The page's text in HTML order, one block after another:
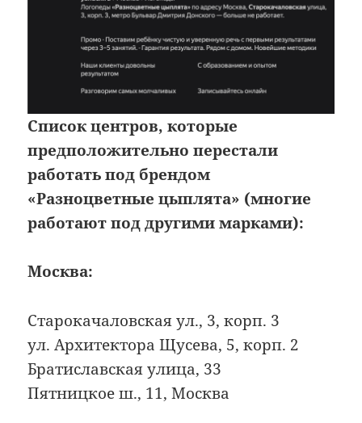
Список центров, которые
предположительно перестали
работать под брендом
«Разноцветные цыплята» (многие
работают под другими марками):
Москва:
Старокачаловская ул., 3, корп. 3
ул. Архитектора Щусева, 5, корп. 2
Братиславская улица, 33
Пятницкое ш., 11, Москва